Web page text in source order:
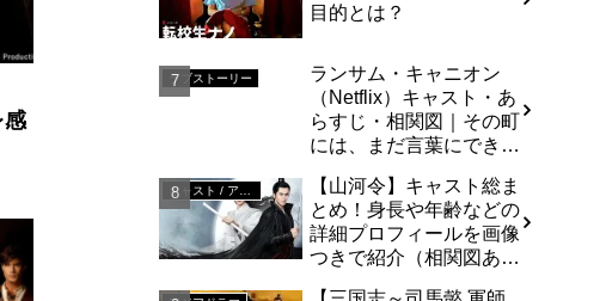
感
目的とは？
ラブストーリー
ランサム・キャニオン
（Netflix）キャスト・あ
らすじ・相関図｜その町
には、まだ言葉にできな
キャスト / アジア
【山河令】キャスト総ま
とめ！身長や年齢などの
詳細プロフィールを画像
つきで紹介（相関図あ